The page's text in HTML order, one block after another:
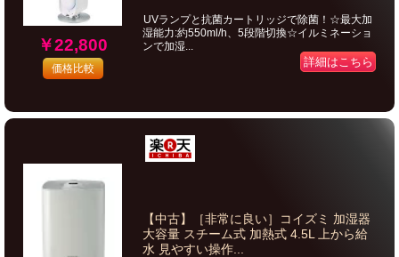
￥22,800
価格比較
UVランプと抗菌カートリッジで除菌！☆最大加
湿能力:約550ml/h、5段階切換☆イルミネーショ
ンで加湿...
詳細はこちら
【中古】［非常に良い］コイズミ 加湿器
大容量 スチーム式 加熱式 4.5L 上から給
水 見やすい操作...